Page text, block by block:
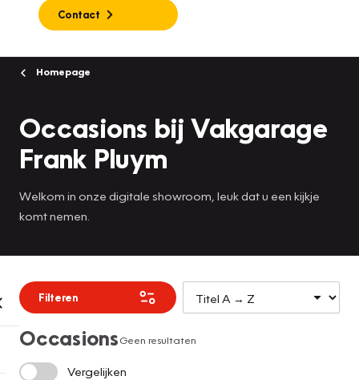
Contact
Homepage
Occasions bij Vakgarage
Frank Pluym
Welkom in onze digitale showroom, leuk dat u een kijkje
komt nemen.
Filteren
OccasionsGeen resultaten
Vergelijken